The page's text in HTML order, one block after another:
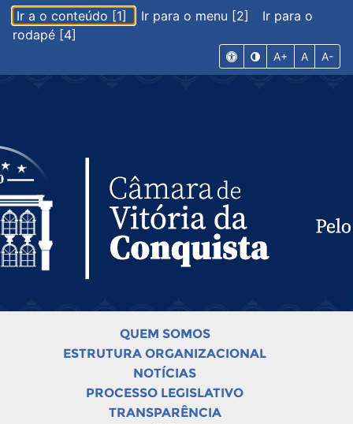
Ir a o conteúdo [1] Ir para o menu [2]
Ir para o
rodapé [4]
A+ A A-
QUEM SOMOS
ESTRUTURA ORGANIZACIONAL
NOTÍCIAS
PROCESSO LEGISLATIVO
TRANSPARÊNCIA